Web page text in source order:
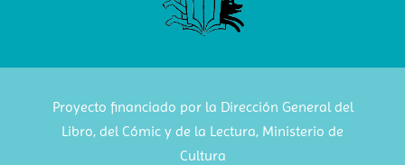
Proyecto financiado por la Dirección General del
Libro, del Cómic y de la Lectura, Ministerio de
Cultura